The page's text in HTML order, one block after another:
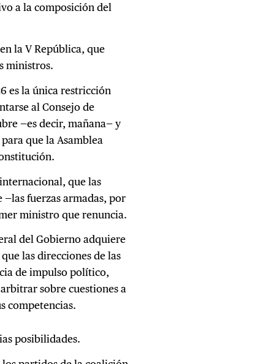
a la composición del
la V República, que
ministros.
es la única restricción
al Consejo de
—es decir, mañana— y
que la Asamblea
que las
—las fuerzas armadas, por
ministro que renuncia.
del Gobierno adquiere
las direcciones de las
de impulso político,
sobre cuestiones a
competencias.
posibilidades.